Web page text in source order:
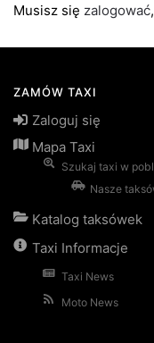
Musisz się zalogować
ZAMÓW TAXI
Zaloguj się
Mapa Taxi
Szukaj taxi w
Nasze
Katalog taksówek
Taxi Informacje
Taxi News
Moto News